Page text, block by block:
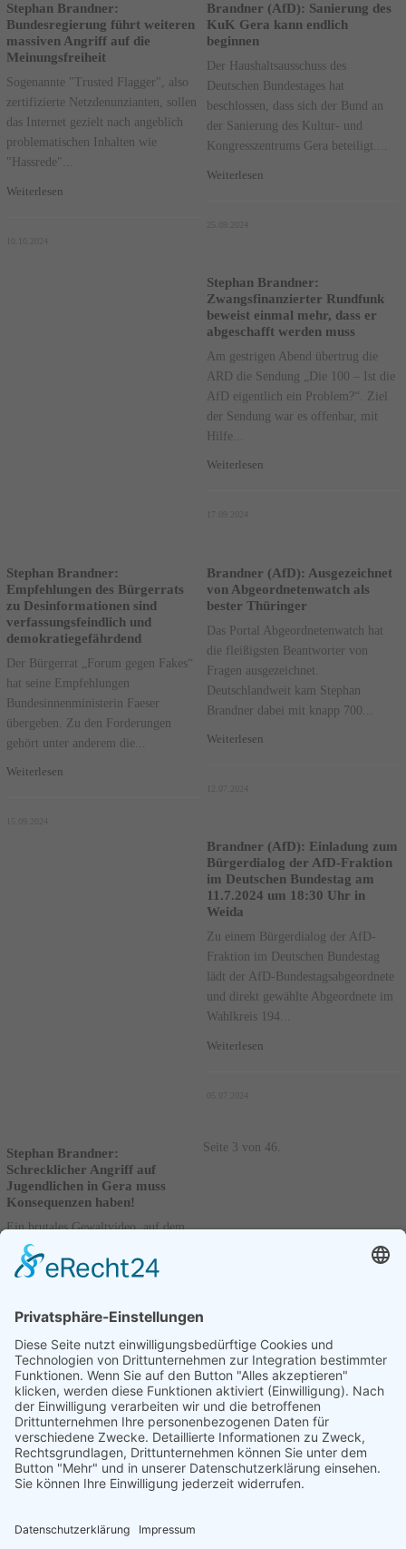
Stephan Brandner:
Bundesregierung führt weiteren
massiven Angriff auf die
Meinungsfreiheit
Sogenannte "Trusted Flagger", also
zertifizierte Netzdenunzianten, sollen
das Internet gezielt nach angeblich
problematischen Inhalten wie
"Hassrede"...
Weiterlesen
10.10.2024
Brandner (AfD): Sanierung des
KuK Gera kann endlich
beginnen
Der Haushaltsausschuss des
Deutschen Bundestages hat
beschlossen, dass sich der Bund an
der Sanierung des Kultur- und
Kongresszentrums Gera beteiligt....
Weiterlesen
25.09.2024
Stephan Brandner:
Zwangsfinanzierter Rundfunk
beweist einmal mehr, dass er
abgeschafft werden muss
Am gestrigen Abend übertrug die
ARD die Sendung „Die 100 – Ist die
AfD eigentlich ein Problem?“. Ziel
der Sendung war es offenbar, mit
Hilfe...
Weiterlesen
17.09.2024
Stephan Brandner:
Empfehlungen des Bürgerrats
zu Desinformationen sind
verfassungsfeindlich und
demokratiegefährdend
Der Bürgerrat „Forum gegen Fakes“
hat seine Empfehlungen
Bundesinnenministerin Faeser
übergeben. Zu den Forderungen
gehört unter anderem die...
Weiterlesen
15.09.2024
Brandner (AfD): Ausgezeichnet
von Abgeordnetenwatch als
bester Thüringer
Das Portal Abgeordnetenwatch hat
die fleißigsten Beantworter von
Fragen ausgezeichnet.
Deutschlandweit kam Stephan
Brandner dabei mit knapp 700...
Weiterlesen
12.07.2024
Brandner (AfD): Einladung zum
Bürgerdialog der AfD-Fraktion
im Deutschen Bundestag am
11.7.2024 um 18:30 Uhr in
Weida
Zu einem Bürgerdialog der AfD-
Fraktion im Deutschen Bundestag
lädt der AfD-Bundestagsabgeordnete
und direkt gewählte Abgeordnete im
Wahlkreis 194...
Weiterlesen
05.07.2024
Stephan Brandner:
Schrecklicher Angriff auf
Jugendlichen in Gera muss
Konsequenzen haben!
Ein brutales Gewaltvideo, auf dem
zu sehen ist, wie mehrere
Jugendliche auf ein minderjähriges
21.06.2024
Seite 3 von 46.
Vorherige 1 2 3 4 .... 46